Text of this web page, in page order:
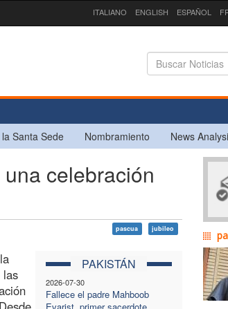
ITALIANO ENGLISH ESPAÑOL
Santa Sede Nombramiento News
celebración
pascua jubileo
PAKISTÁN
2026-07-30
Fallece el padre Mahboob
las